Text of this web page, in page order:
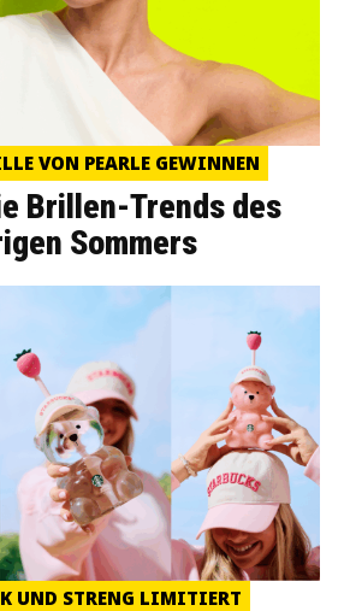
VON PEARLE GEWINNEN
Brillen-Trends des
Sommers
UND STRENG LIMITIERT